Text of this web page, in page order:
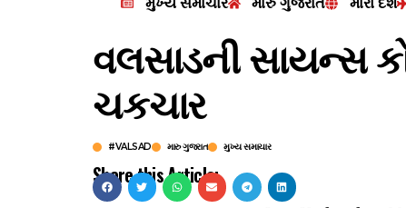
વલસાડની સાયન્સ
ચકચાર
#VALSAD મારુ ગુજરાત મુખ્ય સમાચાર
Share this Article: